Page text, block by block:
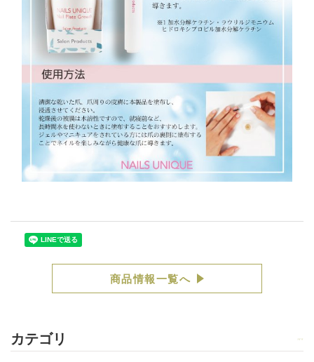
商品情報一覧へ
カテゴリ